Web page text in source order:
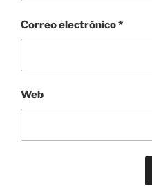
Correo electrónico*
Web